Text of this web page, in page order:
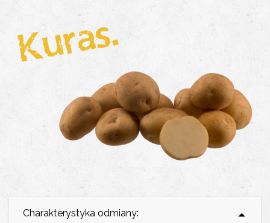
Charakterystyka odmiany: